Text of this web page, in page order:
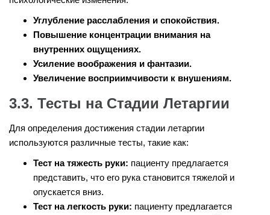
Углубление расслабления и спокойствия.
Повышение концентрации внимания на
внутренних ощущениях.
Усиление воображения и фантазии.
Увеличение восприимчивости к внушениям.
3.3. Тесты на Стадии Летаргии
Для определения достижения стадии летаргии
используются различные тесты, такие как:
Тест на тяжесть руки: пациенту предлагается
представить, что его рука становится тяжелой и
опускается вниз.
Тест на легкость руки: пациенту предлагается